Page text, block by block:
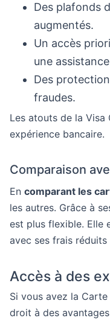
Des plafonds
augmentés.
Un accès
une
Des
fraudes.
Les atouts de la
expérience bancaire.
Comparaison
En comparant les
les autres. Grâce à
est plus flexible. Elle
avec ses frais réduits
Accès à des
Si vous avez la
droit à des